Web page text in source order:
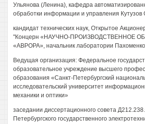
Ульянова (Ленина), кафедра
обработки информации и управления Кутузов
кандидат технических наук, Открытое
"Концерн «НАУЧНО-ПРОИЗВОДСТВЕННОЕ
«АВРОРА», начальник лаборатории
Ведущая организация: Федеральное
образовательное учреждение высшего
образования «Санкт-Петербургский
исследовательский университет
механики и оптики»
заседании диссертационного совета
Петербургского государственного